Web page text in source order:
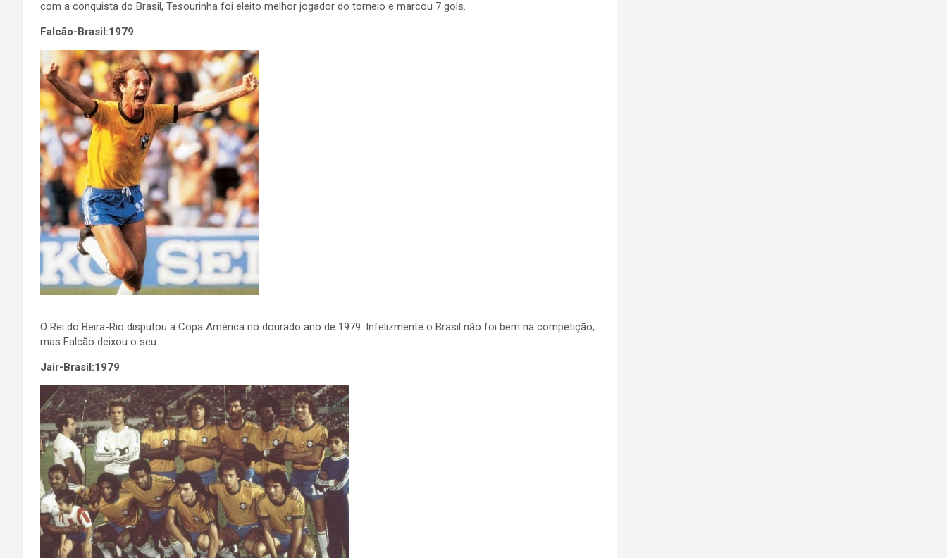
com a conquista do Brasil, Tesourinha foi eleito melhor jogador do torneio e marcou 7 gols.
Falcão-Brasil:1979
O Rei do Beira-Rio disputou a Copa América no dourado ano de 1979. Infelizmente o Brasil não foi bem na competição,
mas Falcão deixou o seu.
Jair-Brasil:1979